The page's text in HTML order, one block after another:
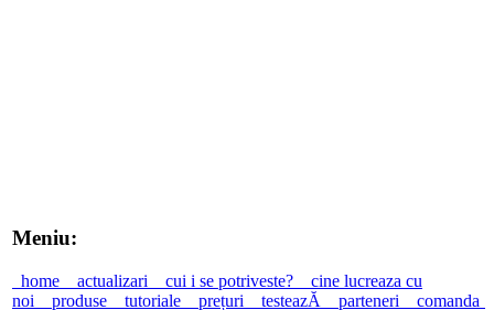
Meniu:
home actualizari cui i se potriveste?
cine lucreaza cu
noi
produse tutoriale prețuri testeazĂ parteneri comanda